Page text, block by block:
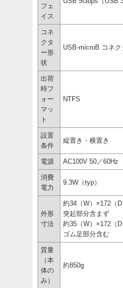
フェ
イス
コネ
クタ
ー形
状
USB-microB コネク
出荷
時フ
ォー
マッ
ト
NTFS
設置
条件
縦置き・横置き
電源 AC100V 50／60Hz
消費
電力
9.3W（typ）
外形
寸法
約34（W）×172
突起部分含まず
約35（W）×172
ゴム足部分含む
質量
（本
体の
み）
約850g